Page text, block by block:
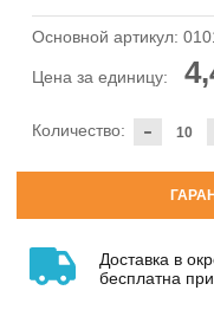
Основной артикул:
Цена за единицу:
-
Количество:
Доставка в
бесплатна при